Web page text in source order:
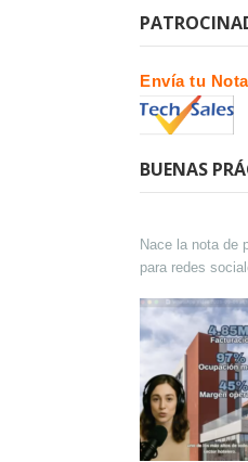
Envía tu
BUENAS
Nace la nota de
para redes